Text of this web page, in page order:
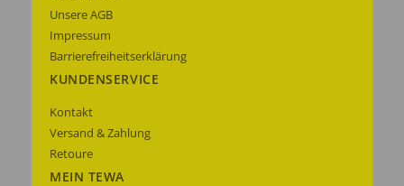
Unsere AGB
Impressum
Barrierefreiheitserklärung
KUNDENSERVICE
Kontakt
Versand & Zahlung
Retoure
MEIN TEWA